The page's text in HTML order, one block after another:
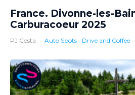
France. Divonne-les-
Carburacoeur 2025
PJ Costa · Auto Spots Drive and Coffee ·